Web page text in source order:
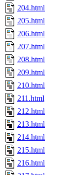
204.html
205.html
206.html
207.html
208.html
209.html
210.html
211.html
212.html
213.html
214.html
215.html
216.html